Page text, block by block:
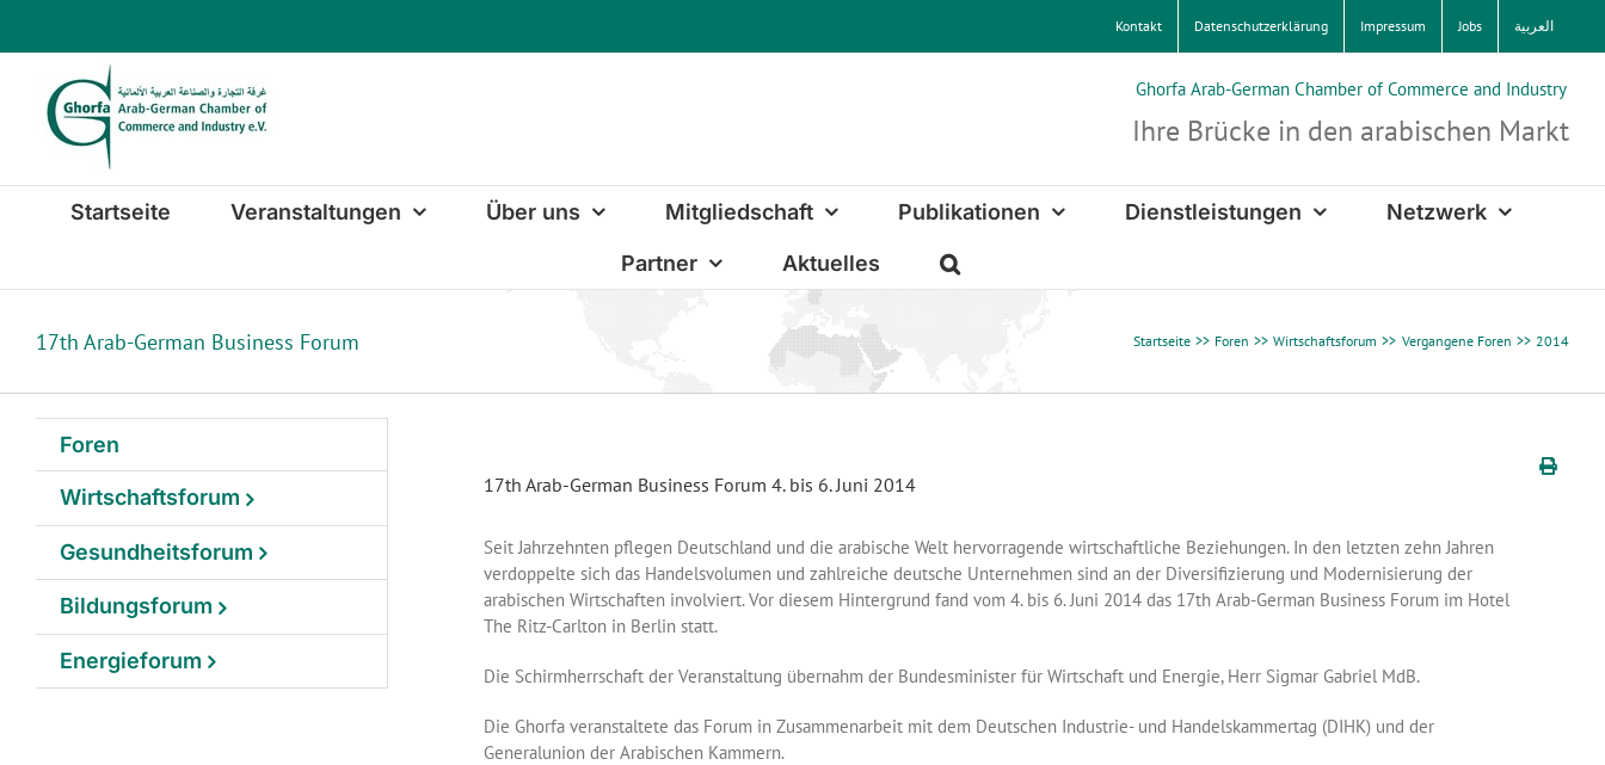
Kontakt Datenschutzerklärung Impressum Jobs العربية
Ghorfa Arab-German Chamber of Commerce and Industry
Ihre Brücke in den arabischen Markt
Startseite Veranstaltungen Über uns Mitgliedschaft Publikationen Dienstleistungen Netzwerk
Partner Aktuelles
17th Arab-German Business Forum Startseite Foren Wirtschaftsforum Vergangene Foren 2014
17th Arab-German Business Forum 4. bis 6. Juni 2014
Seit Jahrzehnten pflegen Deutschland und die arabische Welt hervorragende wirtschaftliche Beziehungen. In den letzten zehn Jahren
verdoppelte sich das Handelsvolumen und zahlreiche deutsche Unternehmen sind an der Diversifizierung und Modernisierung der
arabischen Wirtschaften involviert. Vor diesem Hintergrund fand vom 4. bis 6. Juni 2014 das 17th Arab-German Business Forum im Hotel
The Ritz-Carlton in Berlin statt.
Die Schirmherrschaft der Veranstaltung übernahm der Bundesminister für Wirtschaft und Energie, Herr Sigmar Gabriel MdB.
Die Ghorfa veranstaltete das Forum in Zusammenarbeit mit dem Deutschen Industrie- und Handelskammertag (DIHK) und der
Generalunion der Arabischen Kammern.
Foren
Wirtschaftsforum
Gesundheitsforum
Bildungsforum
Energieforum